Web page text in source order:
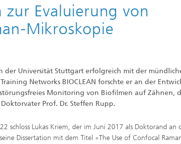
und
Hautmodelle
Gewinnung von Biogas durch
Hochlastfaulung von Klärschlamm,
Gülle und organischen Reststoffen
Rückgewinnung von Nährstoffen
®
®
Biofilme und Hygiene
2
Evaluierung von
Mikroskopie
der Universität Stuttgart erfolgreich mit der
Networks BIOCLEAN forschte er an der
Monitoring von Biofilmen auf Zähnen,
Prof. Dr. Steffen Rupp.
schloss Lukas Kriem, der im Juni 2017 als Doktorand an
Dissertation mit dem Titel »The Use of Confocal